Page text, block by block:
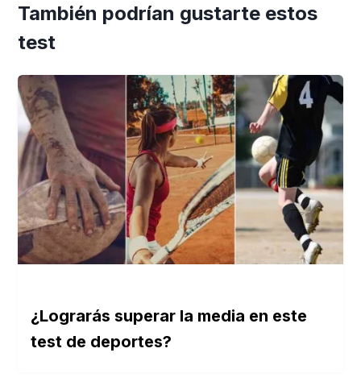
También podrían gustarte estos
test
¿Lograrás superar la media en este
test de deportes?